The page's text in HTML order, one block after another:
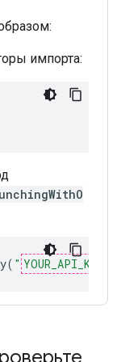
импорта:
( " YOUR_API_KEY